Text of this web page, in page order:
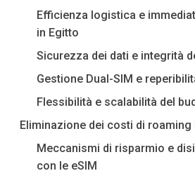
Efficienza logistica e
in Egitto
Sicurezza dei dati e integrità
Gestione Dual-SIM e
Flessibilità e scalabilità del
Eliminazione dei costi di
Meccanismi di risparmio e
con le eSIM